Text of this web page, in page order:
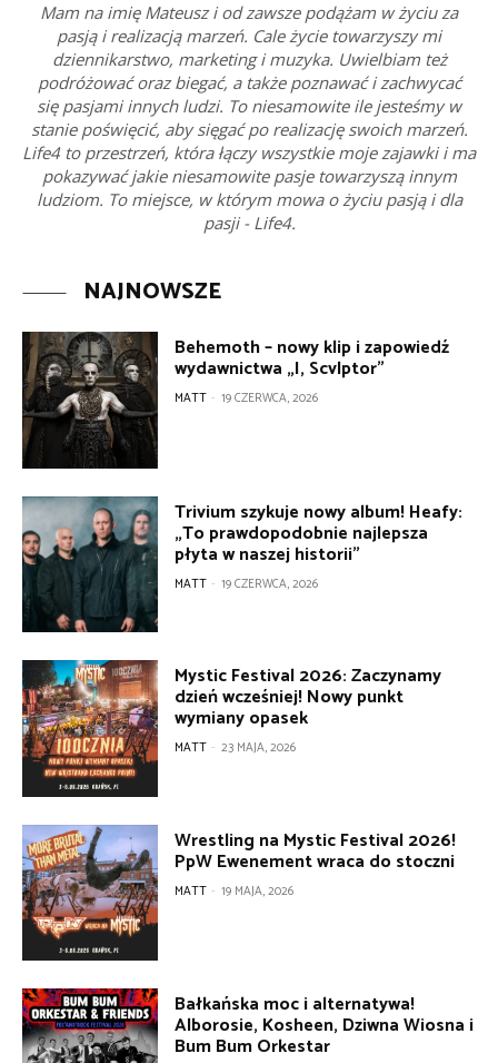
Mam na imię Mateusz i od zawsze podążam w życiu za
pasją i realizacją marzeń. Cale życie towarzyszy mi
dziennikarstwo, marketing i muzyka. Uwielbiam też
podróżować oraz biegać, a także poznawać i zachwycać
się pasjami innych ludzi. To niesamowite ile jesteśmy w
stanie poświęcić, aby sięgać po realizację swoich marzeń.
Life4 to przestrzeń, która łączy wszystkie moje zajawki i ma
pokazywać jakie niesamowite pasje towarzyszą innym
ludziom. To miejsce, w którym mowa o życiu pasją i dla
pasji - Life4.
NAJNOWSZE
Behemoth – nowy klip i zapowiedź
wydawnictwa „I, Scvlptor”
MATT - 19 CZERWCA, 2026
Trivium szykuje nowy album! Heafy:
„To prawdopodobnie najlepsza
płyta w naszej historii”
MATT - 19 CZERWCA, 2026
Mystic Festival 2026: Zaczynamy
dzień wcześniej! Nowy punkt
wymiany opasek
MATT - 23 MAJA, 2026
Wrestling na Mystic Festival 2026!
PpW Ewenement wraca do stoczni
MATT - 19 MAJA, 2026
Bałkańska moc i alternatywa!
Alborosie, Kosheen, Dziwna Wiosna i
Bum Bum Orkestar